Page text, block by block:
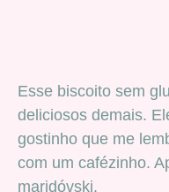
Esse biscoito sem
deliciosos demais.
gostinho que me
com um cafézinho.
maridóvski.